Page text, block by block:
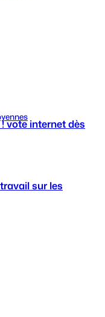
vote internet dès
sur les